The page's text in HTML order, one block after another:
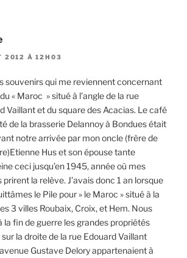
2012 À 12H03
souvenirs qui me reviennent concernant
« Maroc » situé à l’angle de la rue
Vaillant et du square des Acacias. Le café
de la brasserie Delannoy à Bondues était
notre arrivée par mon oncle (frère de
Hus et son épouse tante
ceci jusqu’en 1945, année où mes
prirent la relève. J’avais donc 1 an lorsque
le Pile pour » le Maroc » situé à la
3 villes Roubaix, Croix, et Hem. Nous
la fin de guerre les grandes propriétés
la droite de la rue Edouard Vaillant
Gustave Delory appartenaient à